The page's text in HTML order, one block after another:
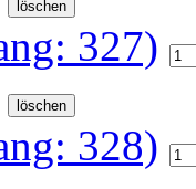
327)
328)